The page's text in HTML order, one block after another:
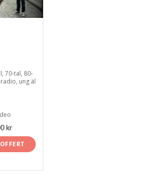
70-tal, 80-
ung äl
kr